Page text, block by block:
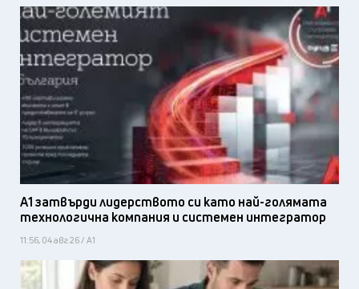
А1 затвърди лидерството си като най-голямата
технологична компания и системен интегратор
11:56, 04 авг 26 / А1